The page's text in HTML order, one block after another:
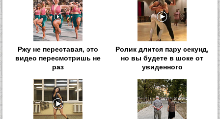
Ржу не переставая, это
видео пересмотришь не
раз
Ролик длится пару секунд,
но вы будете в шоке от
увиденного